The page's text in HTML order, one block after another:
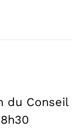
du Conseil